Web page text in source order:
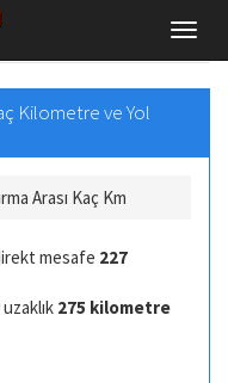
Kilometre ve Yol
Arası Kaç Km
mesafe 227
uzaklık 275 kilometre